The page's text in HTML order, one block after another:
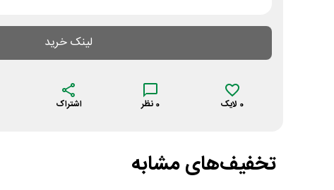
لینک خرید
0 لایک 0 نظر اشتراک
تخفیف‌های مشابه